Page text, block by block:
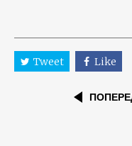
Tweet Like